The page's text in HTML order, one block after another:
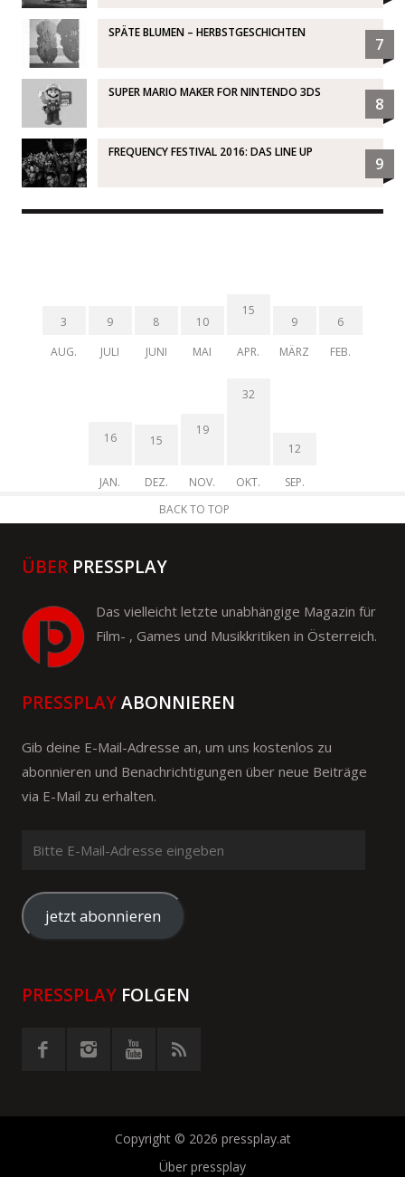
SPÄTE BLUMEN – HERBSTGESCHICHTEN
7
SUPER MARIO MAKER FOR NINTENDO 3DS
8
FREQUENCY FESTIVAL 2016: DAS LINE UP
9
3
AUG.
9
JULI
8
JUNI
10
MAI
15
APR.
9
MÄRZ
6
FEB.
16
JAN.
15
DEZ.
19
NOV.
32
OKT.
12
SEP.
BACK TO TOP
ÜBER PRESSPLAY
Das vielleicht letzte unabhängige Magazin für
Film- , Games und Musikkritiken in Österreich.
PRESSPLAYABONNIEREN
Gib deine E-Mail-Adresse an, um uns kostenlos zu
abonnieren und Benachrichtigungen über neue Beiträge
via E-Mail zu erhalten.
Mail-
Adresse
eingeben
jetzt abonnieren
PRESSPLAY FOLGEN
Copyright © 2026 pressplay.at
Über pressplay